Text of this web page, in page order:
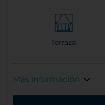
Terraza
Más información